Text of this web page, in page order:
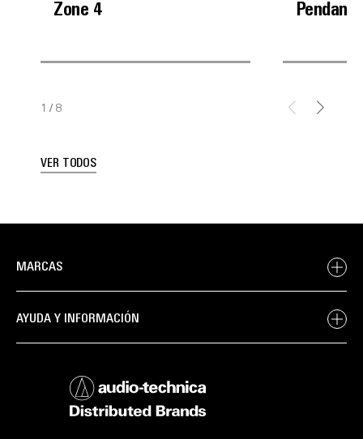
Zone 4 Pendant
1 / 8
VER TODOS
MARCAS
AYUDA Y INFORMACIÓN